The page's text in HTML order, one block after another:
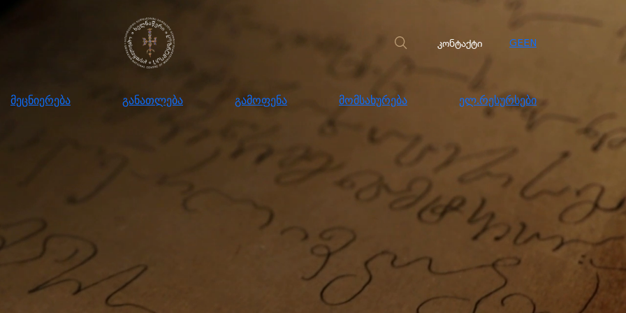
კონტაქტი GEEN
მეცნიერება განათლება გამოფენა მომსახურება ელ.რესურსები
განათლება მომსახურება